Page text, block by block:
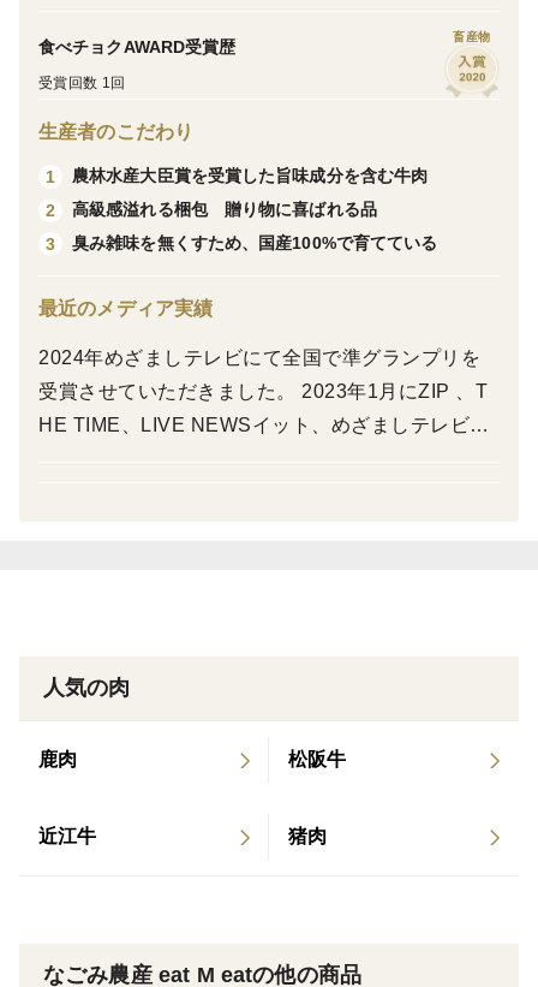
食べチョクAWARD受賞歴
受賞回数 1回
畜産物
生産者のこだわり
1
農林水産大臣賞を受賞した旨味成分を含む牛肉
2
高級感溢れる梱包 贈り物に喜ばれる品
3
臭み雑味を無くすため、国産100%で育てている
最近のメディア実績
2024年めざましテレビにて全国で準グランプリを
受賞させていただきました。 2023年1月にZIP 、T
HE TIME、LIVE NEWSイット、めざましテレビに
人気の肉
鹿肉 松阪牛
近江牛 猪肉
なごみ農産 eat M eatの他の商品